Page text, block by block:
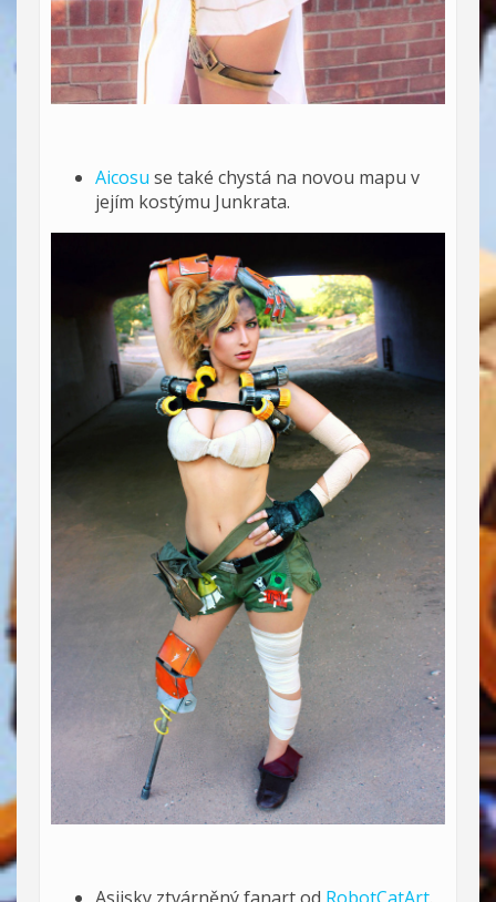
Aicosu se také chystá na novou mapu v
jejím kostýmu Junkrata.